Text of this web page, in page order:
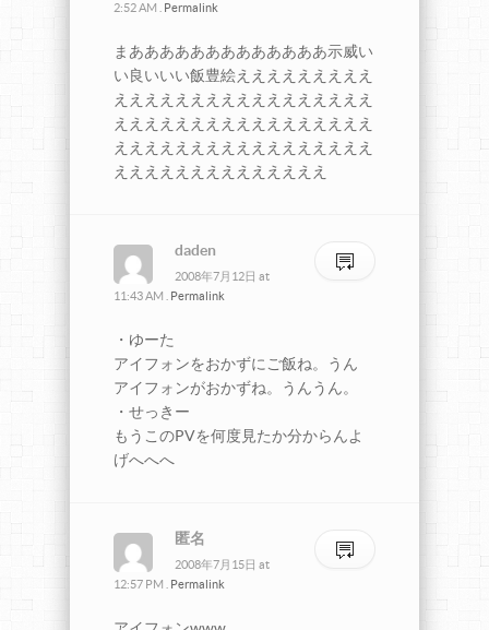
2:52 AM
Permalink
まあああああああああああああ示威い
い良いいい飯豊絵えええええええええ
えええええええええええええええええ
えええええええええええええええええ
えええええええええええええええええ
ええええええええええええええ
daden
2008年7月12日 at
11:43 AM
Permalink
・ゆーた
アイフォンをおかずにご飯ね。うん
アイフォンがおかずね。うんうん。
・せっきー
もうこのPVを何度見たか分からんよ
げへへへ
匿名
2008年7月15日 at
12:57 PM
Permalink